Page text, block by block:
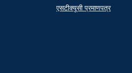
एसटीक्यूसी प्रमाणपत्र